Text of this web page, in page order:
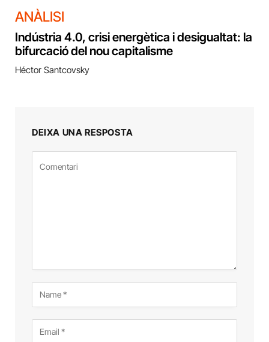
ANÀLISI
Indústria 4.0, crisi energètica i desigualtat: la
bifurcació del nou capitalisme
Héctor Santcovsky
DEIXA UNA RESPOSTA